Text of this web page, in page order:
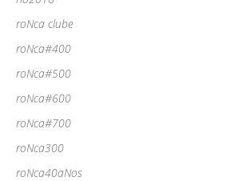
roNca clube
roNca#400
roNca#500
roNca#600
roNca#700
roNca300
roNca40aNos